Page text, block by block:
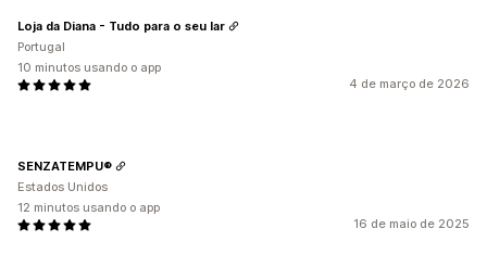
4 de março de 2026
Loja da Diana - Tudo para o seu lar
Portugal
10 minutos usando o app
16 de maio de 2025
SENZATEMPU®
Estados Unidos
12 minutos usando o app